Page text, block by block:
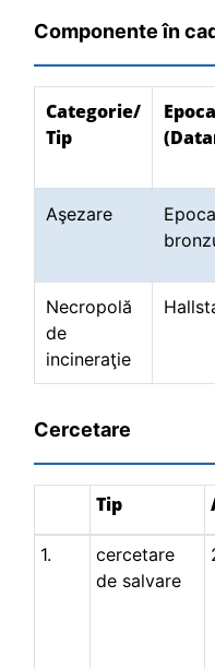
Componente în
Categorie/
Tip
Epoca
Aşezare
Epoca
Necropolă
de
incineraţie
Cercetare
Tip
1.
cercetare
de salvare